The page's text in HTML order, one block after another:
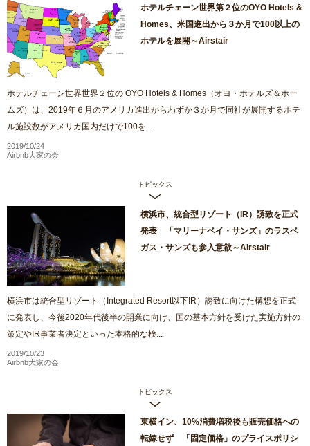
ホテルチェーン世界第２位のOYO Hotels &
Homes、米国進出から３か月で100以上の
ホテルを展開～Airstair
ホテルチェーン世界世界２位の OYO Hotels & Homes（オヨ・ホテルズ＆ホー
ムズ）は、2019年６月のアメリカ進出からわずか３か月で同社が展開するホテ
ル施設数がアメリカ国内だけで100を...
2019/10/24
Airbnb大家の会
トピックス
横浜市、統合型リゾート（IR）誘致を正式
発表 「マリーナベイ・サンズ」のラスベ
ガス・サンズも参入意欲～Airstair
横浜市は統合型リゾート（Integrated Resort以下IR）誘致に向けた構想を正式
に発表し、今後2020年代後半の開業に向け、国の基本方針を受けた実施方針の
策定やIR事業者決定といった本格的な検...
2019/10/23
Airbnb大家の会
トピックス
東横イン、10%消費増税後も販売価格への
転嫁せず 「固定価格」のプライスポリシ